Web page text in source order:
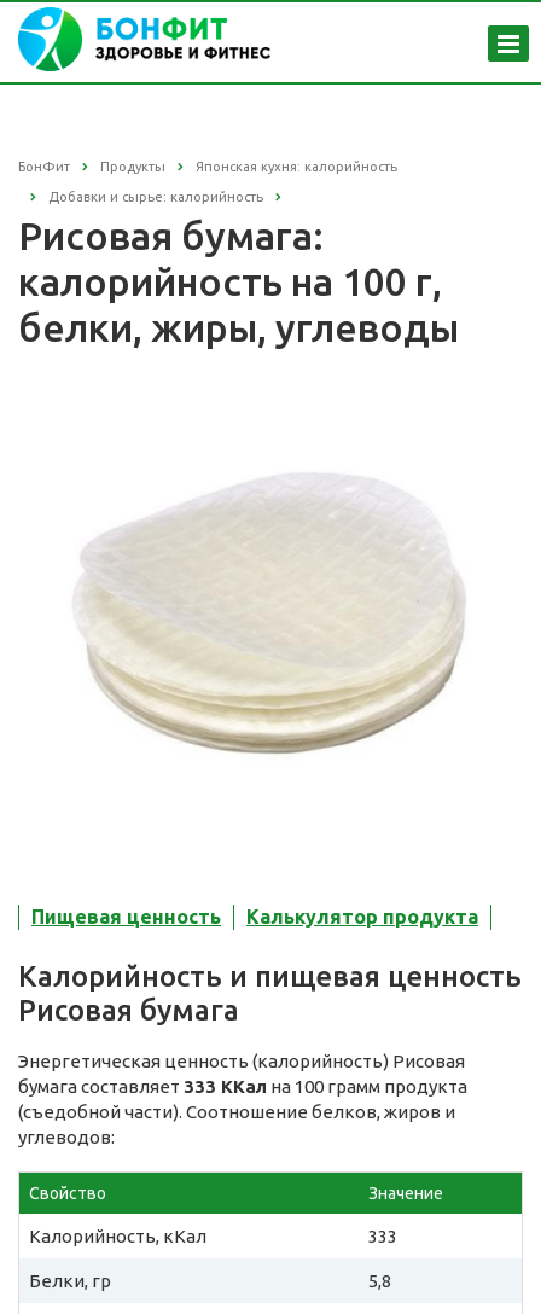
БонФит Продукты Японская кухня: калорийность
Добавки и сырье: калорийность
Рисовая бумага:
калорийность на 100 г,
белки, жиры, углеводы
Пищевая ценность Калькулятор продукта
Калорийность и пищевая ценность
Рисовая бумага
Энергетическая ценность (калорийность) Рисовая
бумага составляет 333 ККал на 100 грамм продукта
(съедобной части). Соотношение белков, жиров и
углеводов:
Свойство Значение
Калорийность, кКал 333
Белки, гр 5,8